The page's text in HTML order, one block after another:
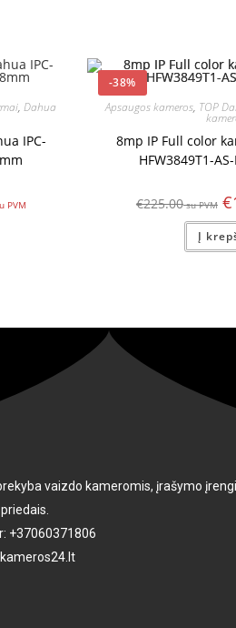
,Dahua
IPC-
-38%
Apsaugos kameros, TOP
8mp IP Full color
HFW3849T1-
€225.00 €
Į
vaizdo kameromis, įrašymo
+37060371806